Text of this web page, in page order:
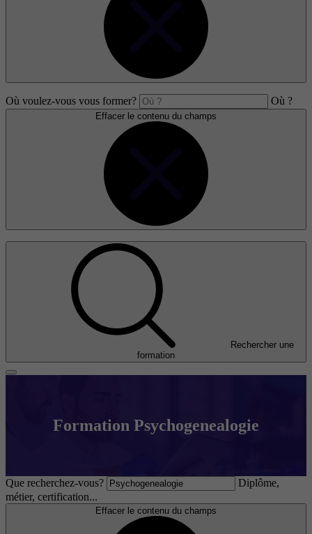
Où voulez-vous vous former? Où ?
Effacer le contenu du champs
Rechercher une
formation
Formation Psychogenealogie
Que recherchez-vous?
Diplôme,
métier, certification...
Effacer le contenu du champs